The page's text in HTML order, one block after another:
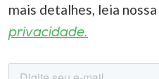
mais detalhes, leia nossa
privacidade.